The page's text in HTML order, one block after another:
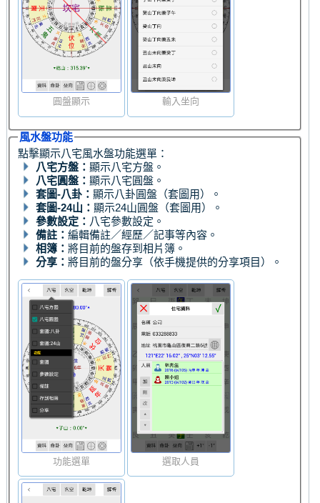
圓盤顯示 輸入坐向
風水盤功能
點擊顯示八宅風水盤功能選單：
八宅方盤：顯示八宅方盤。
八宅圓盤：顯示八宅圓盤。
套圖-八卦：顯示八卦圓盤（套圖用）。
套圖-24山：顯示24山圓盤（套圖用）。
參數設定： 八宅參數設定。
備註：編輯備註／經歷／記事等內容。
相簿：將目前的盤存到相片簿。
分享：將目前的盤分享（依手機提供的分享項目）。
功能選單 選取人員